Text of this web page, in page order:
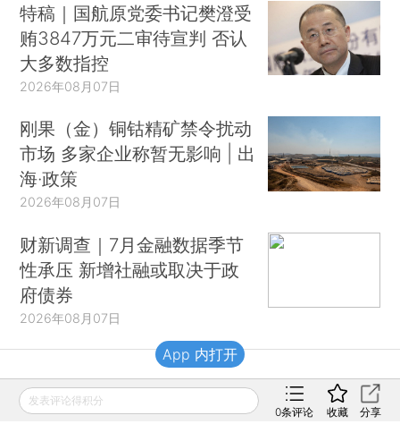
特稿｜国航原党委书记樊澄受
贿3847万元二审待宣判 否认
大多数指控
2026年08月07日
刚果（金）铜钴精矿禁令扰动
市场 多家企业称暂无影响 | 出
海·政策
2026年08月07日
财新调查｜7月金融数据季节
性承压 新增社融或取决于政
府债券
2026年08月07日
财新移动
发表评论得积分
0条评论 收藏 分享
App 内打开